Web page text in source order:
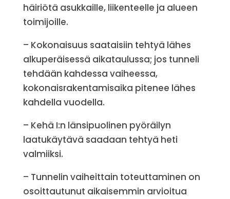
häiriötä asukkaille, liikenteelle ja alueen
toimijoille.
– Kokonaisuus saataisiin tehtyä lähes
alkuperäisessä aikataulussa; jos tunneli
tehdään kahdessa vaiheessa,
kokonaisrakentamisaika pitenee lähes
kahdella vuodella.
– Kehä I:n länsipuolinen pyöräilyn
laatukäytävä saadaan tehtyä heti
valmiiksi.
– Tunnelin vaiheittain toteuttaminen on
osoittautunut aikaisemmin arvioitua